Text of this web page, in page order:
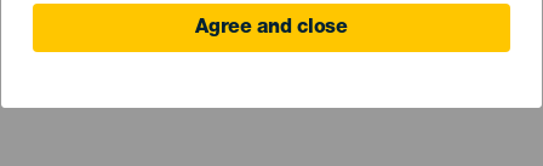
Agree and close